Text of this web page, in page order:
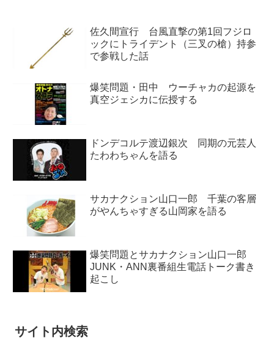
佐久間宣行 台風直撃の第1回フジロ
ックにトライデント（三叉の槍）持参
で参戦した話
爆笑問題・田中 ウーチャカの起源を
真空ジェシカに伝授する
ドンデコルテ渡辺銀次 同期の元芸人
たわわちゃんを語る
サカナクション山口一郎 千葉の客層
がやんちゃすぎる山岡家を語る
爆笑問題とサカナクション山口一郎
JUNK・ANN裏番組生電話トーク書き
起こし
サイト内検索